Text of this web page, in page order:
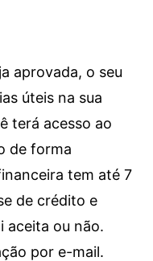
aprovada, o seu
úteis na sua
terá acesso ao
de forma
tem até 7
de crédito e
aceita ou não.
por e-mail.